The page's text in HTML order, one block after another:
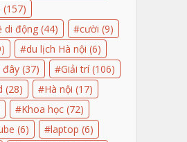
(157)
di động (44) cười (9)
du lịch Hà nội (6)
đây (37) Giải trí(106)
(28) Hà nội (17)
Khoa học (72)
(6) laptop (6)